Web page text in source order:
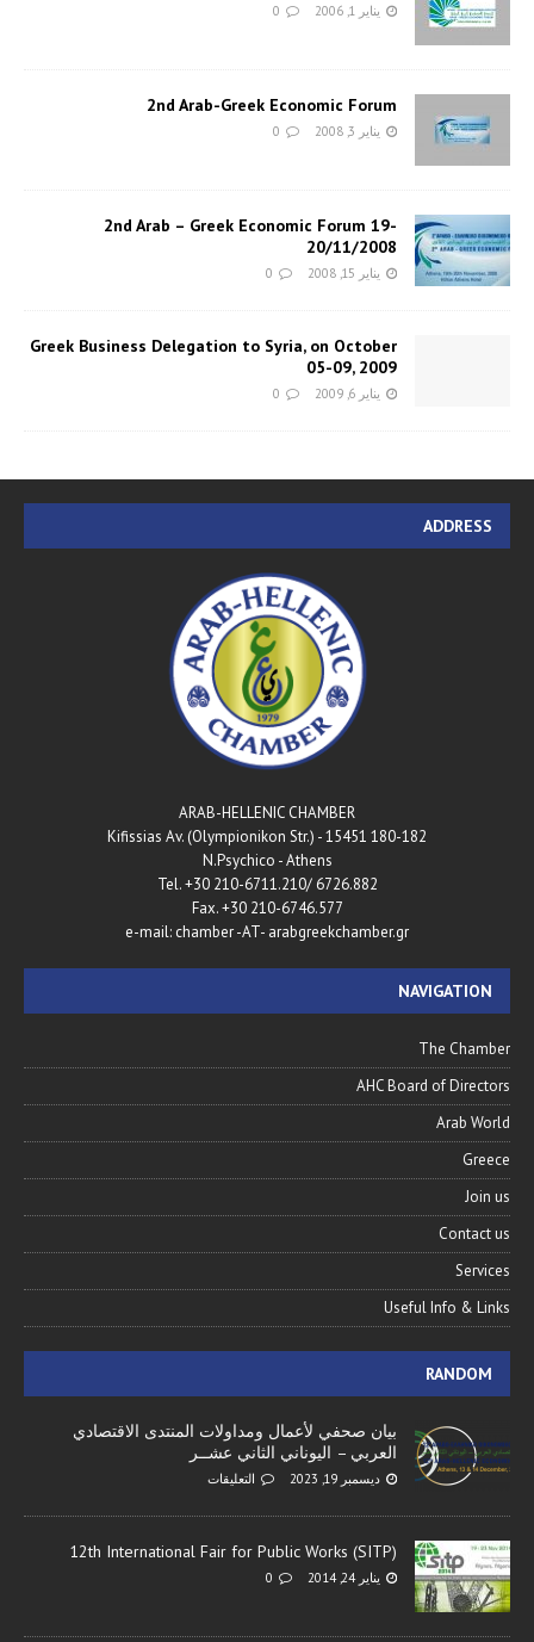
يناير 1, 2006 0
2nd Arab-Greek Economic Forum
يناير 3, 2008 0
2nd Arab – Greek Economic Forum 19-
20/11/2008
يناير 15, 2008 0
Greek Business Delegation to Syria, on October
05-09, 2009
يناير 6, 2009 0
ADDRESS
ARAB-HELLENIC CHAMBER
180-182 Kifissias Av. (Olympionikon Str.) - 15451
N.Psychico - Athens
Tel. +30 210-6711.210/ 6726.882
Fax. +30 210-6746.577
e-mail: chamber -AT- arabgreekchamber.gr
NAVIGATION
The Chamber
AHC Board of Directors
Arab World
Greece
Join us
Contact us
Services
Useful Info & Links
RANDOM
بيان صحفي لأعمال ومداولات المنتدى الاقتصادي
العربي – اليوناني الثاني عشــر
ديسمبر 19, 2023 التعليقات
12th International Fair for Public Works (SITP)
يناير 24, 2014 0